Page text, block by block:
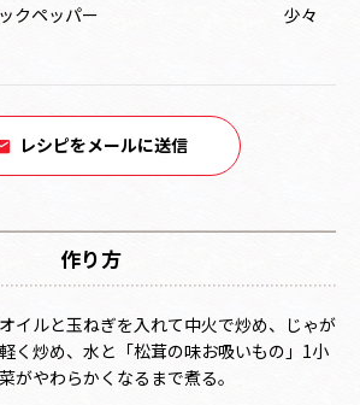
クペッパー
少々
レシピをメールに送信
作り方
イルと玉ねぎを入れて中火で炒め、じゃが
く炒め、水と「松茸の味お吸いもの」1小
がやわらかくなるまで煮る。